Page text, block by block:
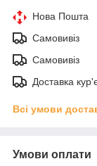
Нова Пошта
Самовивіз
Самовивіз
Доставка
Всі умови
Умови оплати